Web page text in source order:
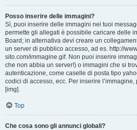
Posso inserire delle immagini?
Sì, puoi inserire delle immagini nei tuoi
permette gli allegati è possibile caricare delle
Board; in alternativa devi creare un
un server di pubblico accesso, ad es. http://
sito.com/immagine.gif. Non puoi inserire
che non abbia un server!) o immagini che si
autenticazione, come caselle di posta tipo
codici di accesso, ecc. Per inserire
[img].
Top
Che cosa sono gli annunci globali?